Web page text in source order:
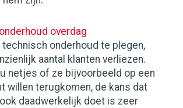
overdag
technisch onderhoud te plegen,
aantal klanten verliezen.
netjes of ze bijvoorbeeld op een
willen terugkomen, de kans dat
daadwerkelijk doet is zeer